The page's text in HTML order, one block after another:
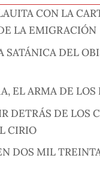
CON LA
LA EMIGRACIÓN
SATÁNICA DEL
EL ARMA DE LOS
DETRÁS DE LOS
CIRIO
DOS MIL